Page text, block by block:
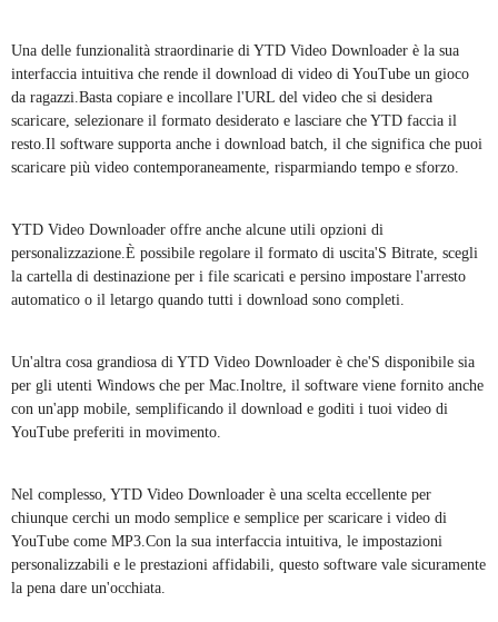
Una delle funzionalità straordinarie di YTD Video Downloader è la sua
interfaccia intuitiva che rende il download di video di YouTube un gioco
da ragazzi.Basta copiare e incollare l'URL del video che si desidera
scaricare, selezionare il formato desiderato e lasciare che YTD faccia il
resto.Il software supporta anche i download batch, il che significa che puoi
scaricare più video contemporaneamente, risparmiando tempo e sforzo.
YTD Video Downloader offre anche alcune utili opzioni di
personalizzazione.È possibile regolare il formato di uscita'S Bitrate, scegli
la cartella di destinazione per i file scaricati e persino impostare l'arresto
automatico o il letargo quando tutti i download sono completi.
Un'altra cosa grandiosa di YTD Video Downloader è che'S disponibile sia
per gli utenti Windows che per Mac.Inoltre, il software viene fornito anche
con un'app mobile, semplificando il download e goditi i tuoi video di
YouTube preferiti in movimento.
Nel complesso, YTD Video Downloader è una scelta eccellente per
chiunque cerchi un modo semplice e semplice per scaricare i video di
YouTube come MP3.Con la sua interfaccia intuitiva, le impostazioni
personalizzabili e le prestazioni affidabili, questo software vale sicuramente
la pena dare un'occhiata.